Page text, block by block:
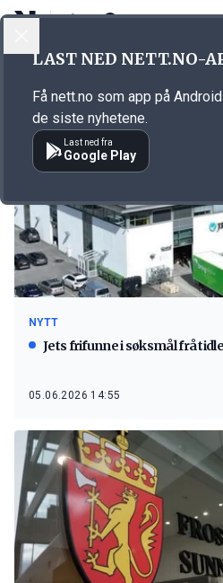
Emne: Sunnmøre
NYTT
Jets frifunne i søksmål frå
05.06.2026 14:55
LAST NED NETT.NO-
Få nett.no som app på
de siste nyhetene.
Last ned fra
Google Play